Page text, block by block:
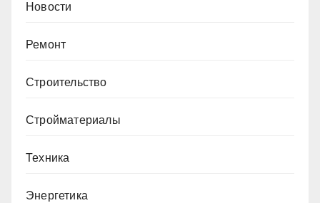
Новости
Ремонт
Строительство
Стройматериалы
Техника
Энергетика